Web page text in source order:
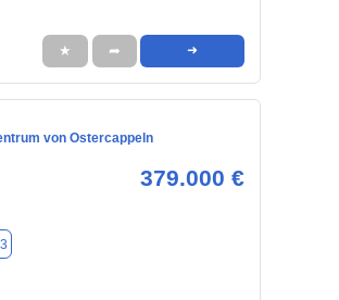
★ ➦ ➜
von Ostercappeln
379.000 €